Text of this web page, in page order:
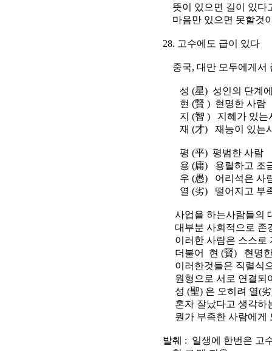
뜻이 있으면 길이 있다
마음만 있으면 못할것
28. 고수에도 급이 있다
중국, 대만 모두에게서 존
성 (星) 성인의 단계에
현 (賢 ) 현명한 사람
지 (智 ) 지혜가 있는
재 (才) 재능이 있는
평 (平) 평범한 사람
용 (庸) 용렬하고 조금
우 (愚) 어리석은 사
열 (劣) 떨어지고 부족
사업을 하는사람들의 대
대부분 사회적으로 존경
이러한 사람은 스스로 지
더불어 현 (賢) 현명한 사
이러한것들은 직렬식으
원형으로 서로 연결되
성 (聖) 은 오히려 열(劣)
혼자 잘났다고 생각하는
뭔가 부족한 사람에게
발췌 : 일생에 한번은 고